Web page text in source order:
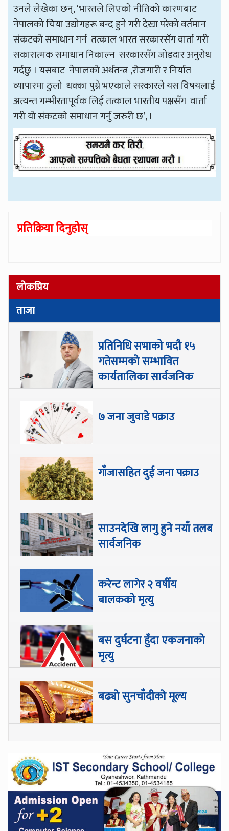
उनले लेखेका छन्, ‘भारतले लिएको नीतिको कारणबाट
नेपालको चिया उद्योगहरू बन्द हुने गरी देखा परेको वर्तमान
संकटको समाधान गर्न तत्काल भारत सरकारसँग वार्ता गरी
सकारात्मक समाधान निकाल्न सरकारसँग जोडदार अनुरोध
गर्दछु । यसबाट नेपालको अर्थतन्त्र ,रोजगारी र निर्यात
व्यापारमा ठुलो धक्का पुग्ने भएकाले सरकारले यस विषयलाई
अत्यन्त गम्भीरतापूर्वक लिई तत्काल भारतीय पक्षसँग वार्ता
गरी यो संकटको समाधान गर्नु जरुरी छ’, ।
प्रतिक्रिया दिनुहोस्
लोकप्रिय
ताजा
प्रतिनिधि सभाको भदौ १५
गतेसम्मको सम्भावित
कार्यतालिका सार्वजनिक
७ जना जुवाडे पक्राउ
गाँजासहित दुई जना पक्राउ
साउनदेखि लागु हुने नयाँ तलब
सार्वजनिक
करेन्ट लागेर २ वर्षीय
बालकको मृत्यु
बस दुर्घटना हुँदा एकजनाको
मृत्यु
बढ्यो सुनचाँदीको मूल्य